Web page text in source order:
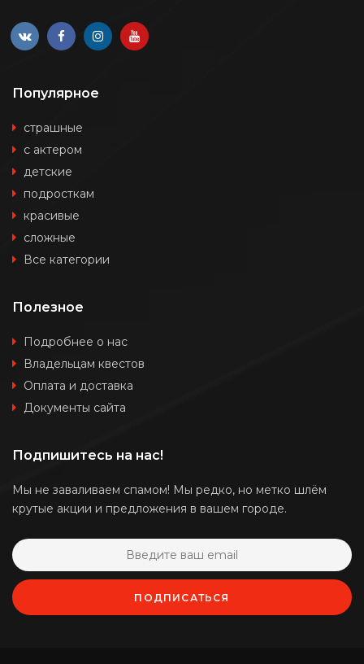
Популярное
страшные
с актером
детские
подросткам
красивые
сложные
Все категории
Полезное
Подробнее о нас
Владельцам квестов
Оплата и доставка
Документы сайта
Подпишитесь на нас!
Мы не заваливаем спамом! Мы редко, но метко шлём
крутые акции и предложения в вашем городе.
ПОДПИСАТЬСЯ